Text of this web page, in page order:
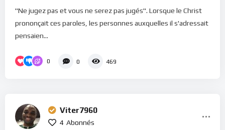
"Ne jugez pas et vous ne serez pas jugés". Lorsque le Christ
prononçait ces paroles, les personnes auxquelles il s'adressait
pensaien...
0 0 469
Viter7960
4 Abonnés